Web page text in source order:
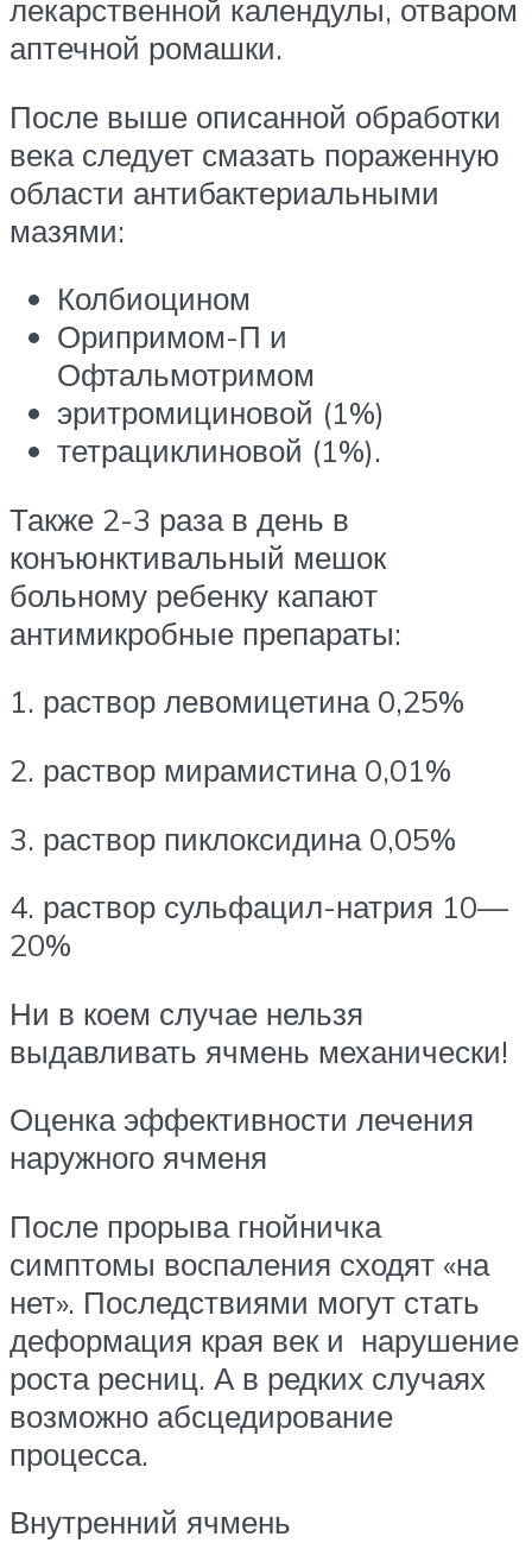
лекарственной календулы, отваром
аптечной ромашки.
После выше описанной обработки
века следует смазать пораженную
области антибактериальными
мазями:
Колбиоцином
Орипримом-П и
Офтальмотримом
эритромициновой (1%)
тетрациклиновой (1%).
Также 2-3 раза в день в
конъюнктивальный мешок
больному ребенку капают
антимикробные препараты:
1. раствор левомицетина 0,25%
2. раствор мирамистина 0,01%
3. раствор пиклоксидина 0,05%
4. раствор сульфацил-натрия 10—
20%
Ни в коем случае нельзя
выдавливать ячмень механически!
Оценка эффективности лечения
наружного ячменя
После прорыва гнойничка
симптомы воспаления сходят «на
нет». Последствиями могут стать
деформация края век и нарушение
роста ресниц. А в редких случаях
возможно абсцедирование
процесса.
Внутренний ячмень